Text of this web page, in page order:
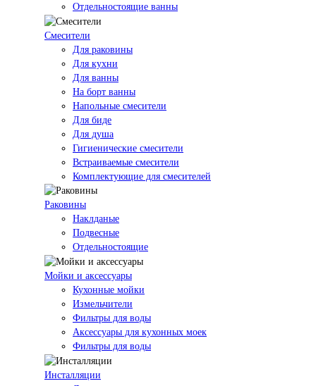
Отдельностоящие ванны
Смесители
Для раковины
Для кухни
Для ванны
На борт ванны
Напольные смесители
Для биде
Для душа
Гигиенические смесители
Встраиваемые смесители
Комплектующие для смесителей
Раковины
Наклданые
Подвесные
Отдельностоящие
Мойки и аксессуары
Кухонные мойки
Измельчители
Фильтры для воды
Аксессуары для кухонных моек
Фильтры для воды
Инсталляции